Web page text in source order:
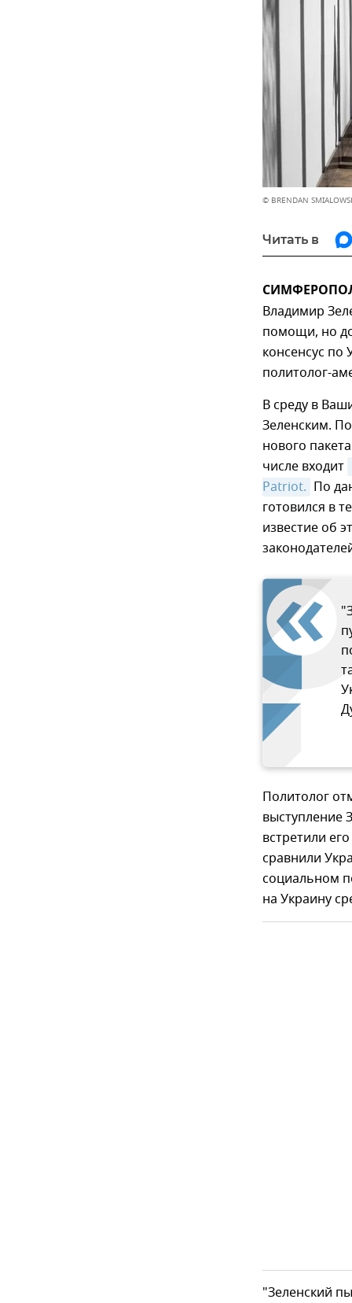
© BRENDAN
Читать в
Владимир
помощи, но
консенсус по
политолог-
В среду в
Зеленским.
нового
числе входит
Patriot. По
готовился в
известие об
Политолог
выступление
встретили
сравнили
социальном
на Украину
"Зеленский